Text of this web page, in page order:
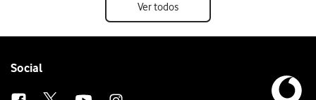
Ver todos
Follow
Social